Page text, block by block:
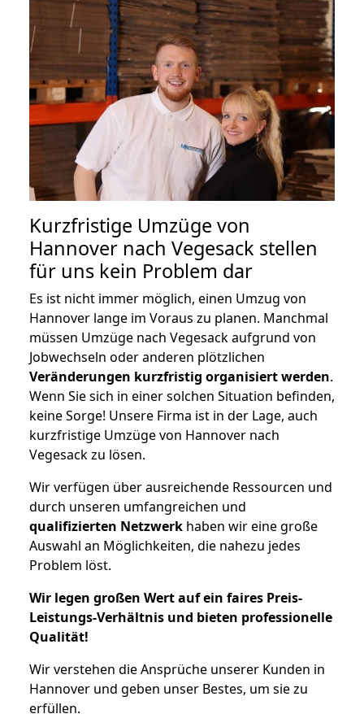
Kurzfristige Umzüge von
Hannover nach Vegesack stellen
für uns kein Problem dar
Es ist nicht immer möglich, einen Umzug von
Hannover lange im Voraus zu planen. Manchmal
müssen Umzüge nach Vegesack aufgrund von
Jobwechseln oder anderen plötzlichen
Veränderungen kurzfristig organisiert werden.
Wenn Sie sich in einer solchen Situation befinden,
keine Sorge! Unsere Firma ist in der Lage, auch
kurzfristige Umzüge von Hannover nach
Vegesack zu lösen.
Wir verfügen über ausreichende Ressourcen und
durch unseren umfangreichen und
qualifizierten Netzwerk haben wir eine große
Auswahl an Möglichkeiten, die nahezu jedes
Problem löst.
Wir legen großen Wert auf ein faires Preis-
Leistungs-Verhältnis und bieten professionelle
Qualität!
Wir verstehen die Ansprüche unserer Kunden in
Hannover und geben unser Bestes, um sie zu
erfüllen.